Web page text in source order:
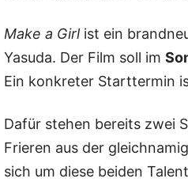
Make a Girlist ein
Yasuda. Der Film soll im
Ein konkreter Starttermin
Dafür stehen bereits zwei Sprecher des Films fest, darunter die Stimme von
Frieren aus der
sich um diese beiden